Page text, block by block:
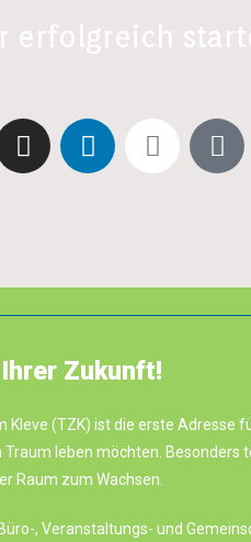
erfolgreich
Zukunft!
Kleve (TZK) ist die erste Adresse
leben möchten. Besonders
Raum zum Wachsen.
, Veranstaltungs- und